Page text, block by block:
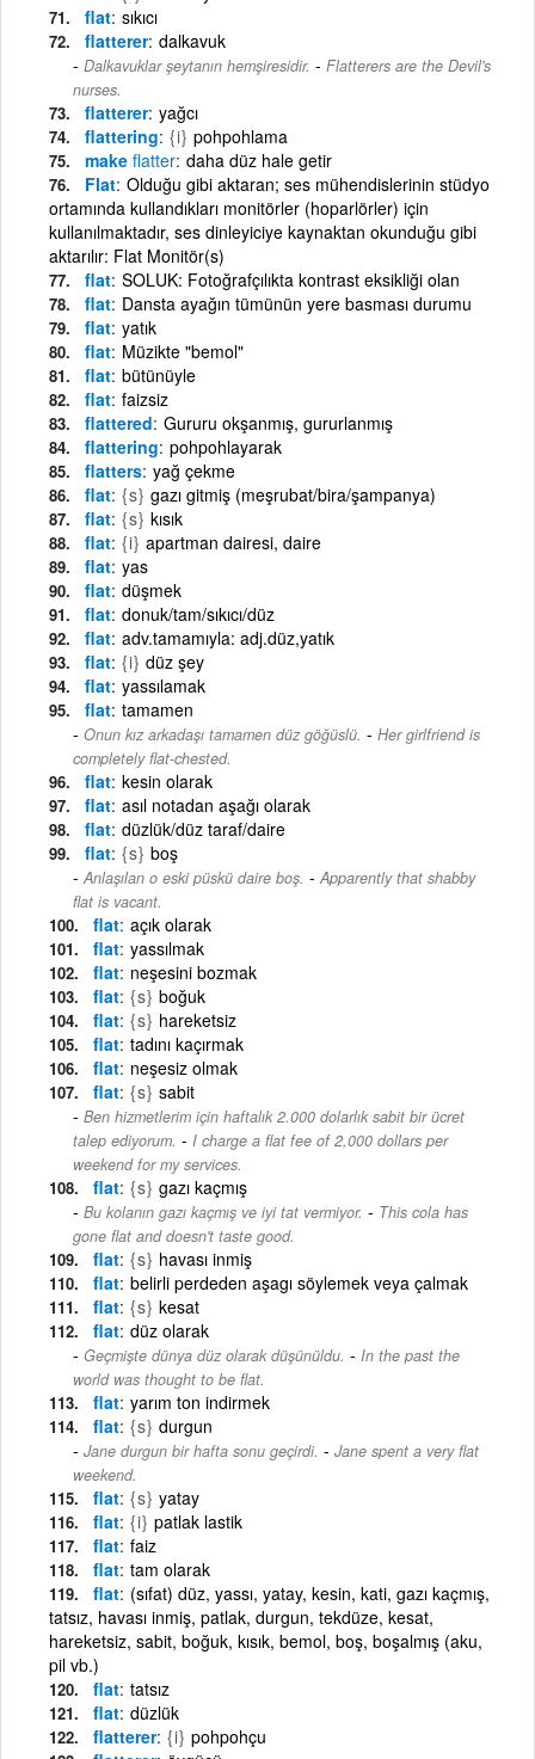
flat sıkıcı
flatterer dalkavuk
Dalkavuklar şeytanın hemşiresidir. - Flatterers are the Devil's
nurses.
flatterer yağcı
flattering {i} pohpohlama
make flatter daha düz hale getir
Flat Olduğu gibi aktaran; ses mühendislerinin stüdyo
ortamında kullandıkları monitörler (hoparlörler) için
kullanılmaktadır, ses dinleyiciye kaynaktan okunduğu gibi
aktarılır: Flat Monitör(s)
flat SOLUK: Fotoğrafçılıkta kontrast eksikliği olan
flat Dansta ayağın tümünün yere basması durumu
flat yatık
flat Müzikte "bemol"
flat bütünüyle
flat faizsiz
flattered Gururu okşanmış, gururlanmış
flattering pohpohlayarak
flatters yağ çekme
flat {s} gazı gitmiş (meşrubat/bira/şampanya)
flat {s} kısık
flat {i} apartman dairesi, daire
flat yas
flat düşmek
flat donuk/tam/sıkıcı/düz
flat adv.tamamıyla: adj.düz,yatık
flat {i} düz şey
flat yassılamak
flat tamamen
Onun kız arkadaşı tamamen düz göğüslü. - Her girlfriend is
completely flat-chested.
flat kesin olarak
flat asıl notadan aşağı olarak
flat düzlük/düz taraf/daire
flat {s} boş
Anlaşılan o eski püskü daire boş. - Apparently that shabby
flat is vacant.
flat açık olarak
flat yassılmak
flat neşesini bozmak
flat {s} boğuk
flat {s} hareketsiz
flat tadını kaçırmak
flat neşesiz olmak
flat {s} sabit
Ben hizmetlerim için haftalık 2.000 dolarlık sabit bir ücret
talep ediyorum. - I charge a flat fee of 2,000 dollars per
weekend for my services.
flat {s} gazı kaçmış
Bu kolanın gazı kaçmış ve iyi tat vermiyor. - This cola has
gone flat and doesn't taste good.
flat {s} havası inmiş
flat belirli perdeden aşagı söylemek veya çalmak
flat {s} kesat
flat düz olarak
Geçmişte dünya düz olarak düşünüldu. - In the past the
world was thought to be flat.
flat yarım ton indirmek
flat {s} durgun
Jane durgun bir hafta sonu geçirdi. - Jane spent a very flat
weekend.
flat {s} yatay
flat {i} patlak lastik
flat faiz
flat tam olarak
flat (sıfat) düz, yassı, yatay, kesin, kati, gazı kaçmış,
tatsız, havası inmiş, patlak, durgun, tekdüze, kesat,
hareketsiz, sabit, boğuk, kısık, bemol, boş, boşalmış (aku,
pil vb.)
flat tatsız
flat düzlük
flatterer {i} pohpohçu